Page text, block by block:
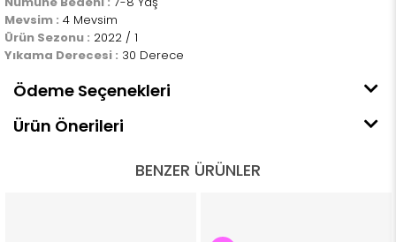
Mevsim : 4 Mevsim
Ürün Sezonu : 2022 / 1
Yıkama Derecesi : 30 Derece
Ödeme Seçenekleri
Ürün Önerileri
BENZER ÜRÜNLER